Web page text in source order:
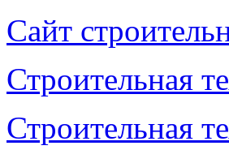
Сайт
Строительная
Строительная